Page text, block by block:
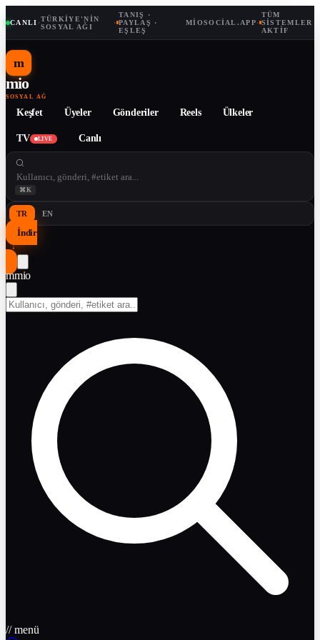
CANLI ·TÜRKIYE'NIN
SOSYAL AĞI
·
TANIŞ ·
PAYLAŞ ·
EŞLEŞ
MIOSOCIAL.APP·
TÜM
SISTEMLER
AKTIF
m
mio
SOSYAL AĞ
Keşfet Üyeler Gönderiler Reels Ülkeler
TV LIVE Canlı
⌘K
TR EN
İndir
↓
mmio
// menü